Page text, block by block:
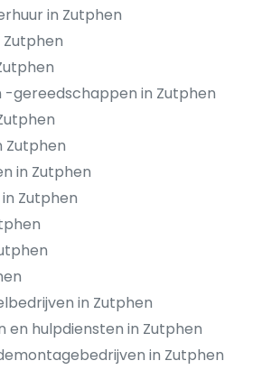
in Zutphen
gereedschappen in Zutphen
Zutphen
in Zutphen
Zutphen
in Zutphen
en hulpdiensten in Zutphen
in Zutphen